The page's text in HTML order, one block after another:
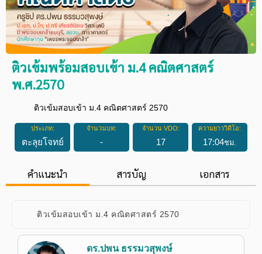
ติวเข้มพร้อมสอบเข้า ม.4 คณิตศาสตร์
พ.ศ.2570
ติวเข้มสอบเข้า ม.4 คณิตศาสตร์ 2570
ประเภท:
ตะลุยโจทย์
จำนวนบท:
-
จำนวน VDO:
17
ความยาววิดีโอ:
17:04ชม.
คำแนะนำ สารบัญ เอกสาร
ติวเข้มสอบเข้า ม.4 คณิตศาสตร์ 2570
ดร.ปพน ธรรมวสุพงษ์